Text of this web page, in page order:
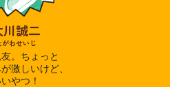
川誠二
がわせいじ
。ちょっと
激しいけど、
やつ！